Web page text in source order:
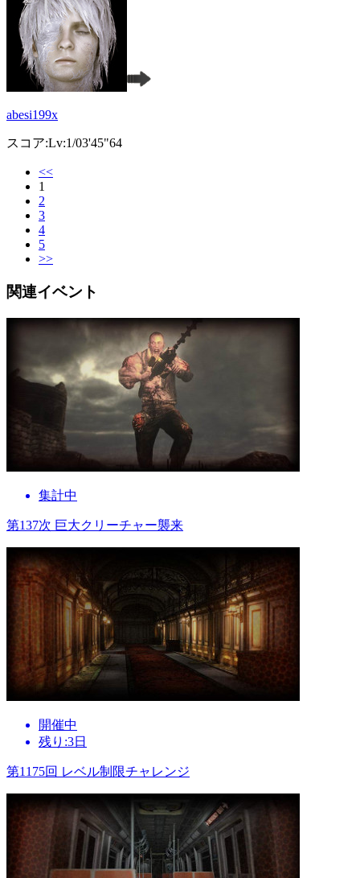
abesi199x
スコア:Lv:1/03'45"64
<<
1
2
3
4
5
>>
関連イベント
集計中
第137次 巨大クリーチャー襲来
開催中
残り:3日
第1175回 レベル制限チャレンジ